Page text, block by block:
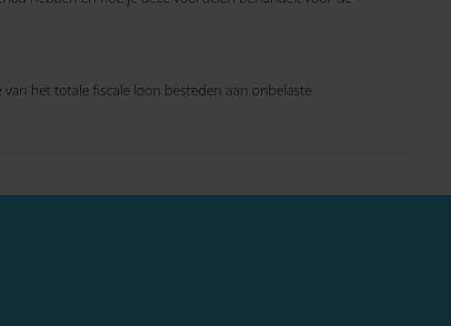
het totale fiscale loon besteden aan onbelaste